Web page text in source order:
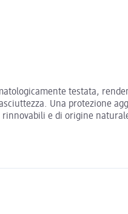
testata,
Una protezione
e di origine